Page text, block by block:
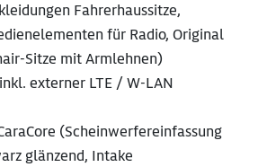
Fahrerhaussitze,
für Radio, Original
Sitze mit Armlehnen)
externer LTE / W-LAN
(Scheinwerfereinfassung
glänzend, Intake